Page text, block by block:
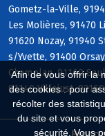
Afin de vous offrir la
des cookies : pour
récolter des
du site et vous
sécurité. Vous
Gometz-la-Ville,
Les Molières, 91470
91620 Nozay, 91940
s/Yvette, 91400
Champlan, 91160
91140 Villejust,